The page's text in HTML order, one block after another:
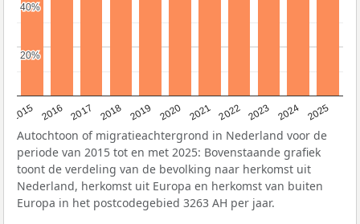
2015 2016 2017 2018 2019 2020 2021 2022 2023 2024 2025
20%
20%
40%
40%
Autochtoon of migratieachtergrond in Nederland voor de
periode van 2015 tot en met 2025: Bovenstaande grafiek
toont de verdeling van de bevolking naar herkomst uit
Nederland, herkomst uit Europa en herkomst van buiten
Europa in het postcodegebied 3263 AH per jaar.